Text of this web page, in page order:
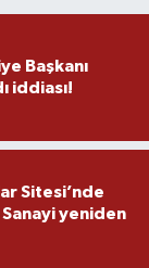
Başkanı
iddiası!
Sitesi’nde
yeniden